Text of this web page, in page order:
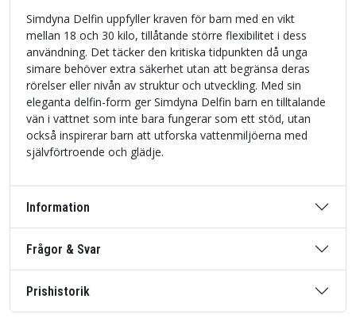
Simdyna Delfin uppfyller kraven för barn med en vikt
mellan 18 och 30 kilo, tillåtande större flexibilitet i dess
användning. Det täcker den kritiska tidpunkten då unga
simare behöver extra säkerhet utan att begränsa deras
rörelser eller nivån av struktur och utveckling. Med sin
eleganta delfin-form ger Simdyna Delfin barn en tilltalande
vän i vattnet som inte bara fungerar som ett stöd, utan
också inspirerar barn att utforska vattenmiljöerna med
självförtroende och glädje.
Information
Frågor & Svar
Prishistorik